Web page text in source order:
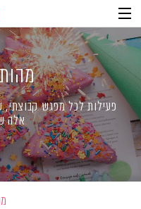
Skip
to
Content
Skip
to
navigation
פעילות לכל מפגש קבוצתי,
אלה